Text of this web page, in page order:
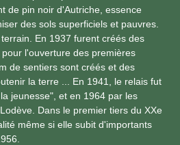
de pin noir d'Autriche, essence
des sols superficiels et pauvres.
En 1937 furent créés des
l'ouverture des premières
de sentiers sont créés et des
la terre ... En 1941, le relais fut
jeunesse", et en 1964 par les
Dans le premier tiers du XXe
même si elle subit d'importants